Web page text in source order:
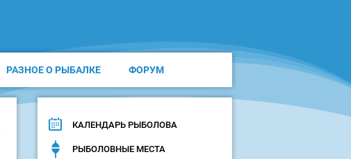
РАЗНОЕ О РЫБАЛКЕ ФОРУМ
КАЛЕНДАРЬ РЫБОЛОВА
РЫБОЛОВНЫЕ МЕСТА